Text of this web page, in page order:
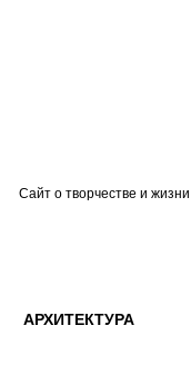
Сайт о творчестве и
АРХИТЕКТУРА